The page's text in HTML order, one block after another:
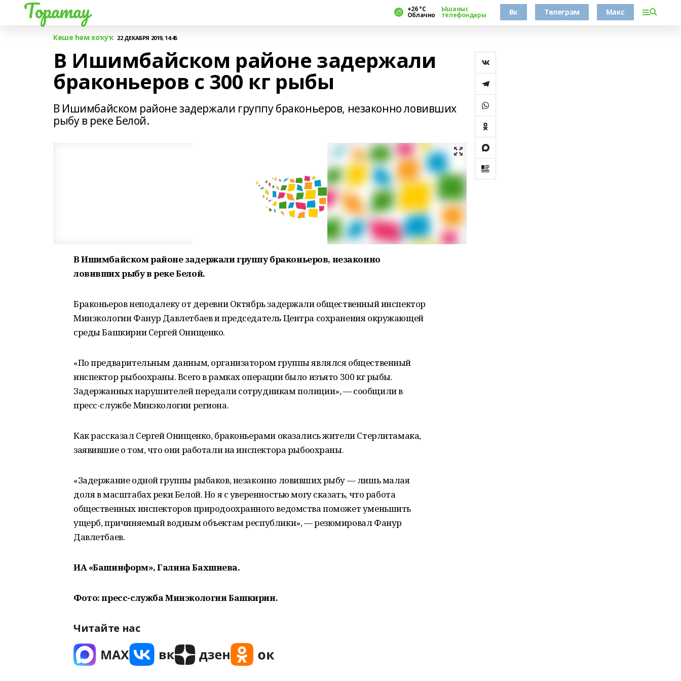
Торатау +26 °С
Облачно
Ышаныс
телефондары Вк Телеграм Макс
Кеше һәм хоҡуҡ 22 ДЕКАБРЯ 2019, 14:45
В Ишимбайском районе задержали
браконьеров с 300 кг рыбы
В Ишимбайском районе задержали группу браконьеров, незаконно ловивших
рыбу в реке Белой.
В Ишимбайском районе задержали группу браконьеров, незаконно
ловивших рыбу в реке Белой.
Браконьеров неподалеку от деревни Октябрь задержали общественный инспектор
Минэкологии Фанур Давлетбаев и председатель Центра сохранения окружающей
среды Башкирии Сергей Онищенко.
«По предварительным данным, организатором группы являлся общественный
инспектор рыбоохраны. Всего в рамках операции было изъято 300 кг рыбы.
Задержанных нарушителей передали сотрудникам полиции», — сообщили в
пресс-службе Минэкологии региона.
Как рассказал Сергей Онищенко, браконьерами оказались жители Стерлитамака,
заявившие о том, что они работали на инспектора рыбоохраны.
«Задержание одной группы рыбаков, незаконно ловивших рыбу — лишь малая
доля в масштабах реки Белой. Но я с уверенностью могу сказать, что работа
общественных инспекторов природоохранного ведомства поможет уменьшить
ущерб, причиняемый водным объектам республики», — резюмировал Фанур
Давлетбаев.
ИА «Башинформ», Галина Бахшиева.
Фото: пресс-служба Минэкологии Башкирии.
Читайте нас